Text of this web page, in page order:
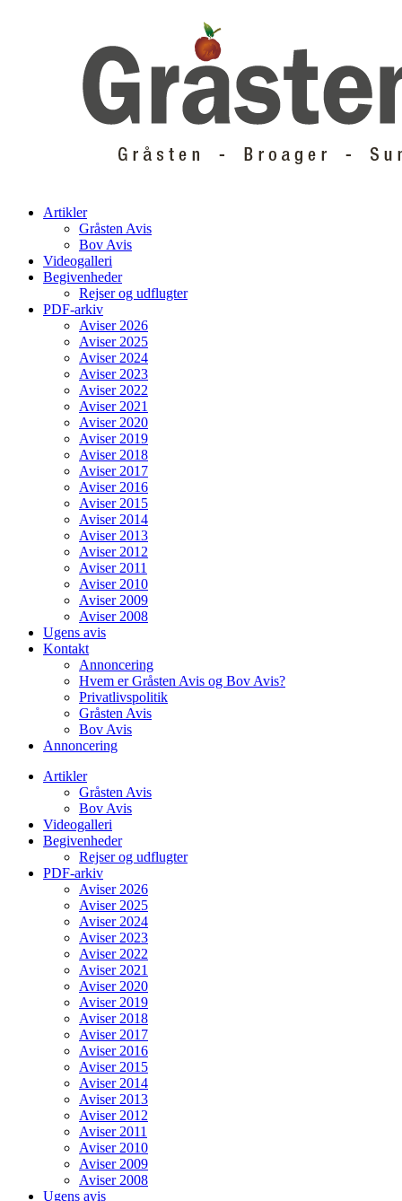
Artikler
Gråsten Avis
Bov Avis
Videogalleri
Begivenheder
Rejser og udflugter
PDF-arkiv
Aviser 2026
Aviser 2025
Aviser 2024
Aviser 2023
Aviser 2022
Aviser 2021
Aviser 2020
Aviser 2019
Aviser 2018
Aviser 2017
Aviser 2016
Aviser 2015
Aviser 2014
Aviser 2013
Aviser 2012
Aviser 2011
Aviser 2010
Aviser 2009
Aviser 2008
Ugens avis
Kontakt
Annoncering
Hvem er Gråsten Avis og Bov Avis?
Privatlivspolitik
Gråsten Avis
Bov Avis
Annoncering
Artikler
Gråsten Avis
Bov Avis
Videogalleri
Begivenheder
Rejser og udflugter
PDF-arkiv
Aviser 2026
Aviser 2025
Aviser 2024
Aviser 2023
Aviser 2022
Aviser 2021
Aviser 2020
Aviser 2019
Aviser 2018
Aviser 2017
Aviser 2016
Aviser 2015
Aviser 2014
Aviser 2013
Aviser 2012
Aviser 2011
Aviser 2010
Aviser 2009
Aviser 2008
Ugens avis